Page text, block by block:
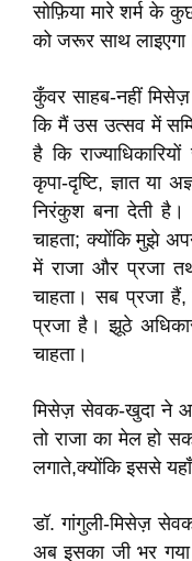
सोफ़िया मारे शर्म के
को जरूर साथ
कुँवर साहब-नहीं
कि मैं उस उत्सव में
है कि
कृपा-दृष्टि, ज्ञात या
निरंकुश बना देती है।
चाहता; क्योंकि मुझे
में राजा और प्रजा
चाहता। सब प्रजा
प्रजा है। झूठे
चाहता।
मिसेज़ सेवक-खुदा ने
तो राजा का मेल हो
लगाते,क्योंकि इससे
डॉ. गांगुली-मिसेज़
अब इसका जी भर